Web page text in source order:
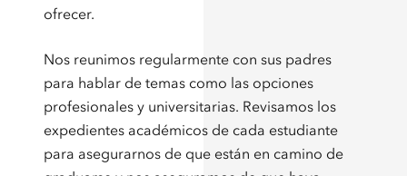
ofrecer.
Nos reunimos regularmente con sus padres
para hablar de temas como las opciones
profesionales y universitarias. Revisamos los
expedientes académicos de cada estudiante
para asegurarnos de que están en camino de